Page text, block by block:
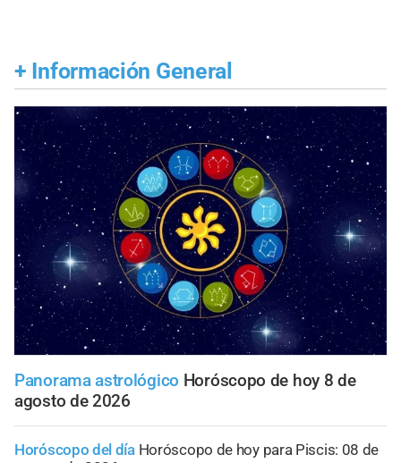
+ Información General
Panorama astrológico Horóscopo de hoy 8 de
agosto de 2026
Horóscopo del día Horóscopo de hoy para Piscis: 08 de